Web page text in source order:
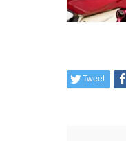
Tweet